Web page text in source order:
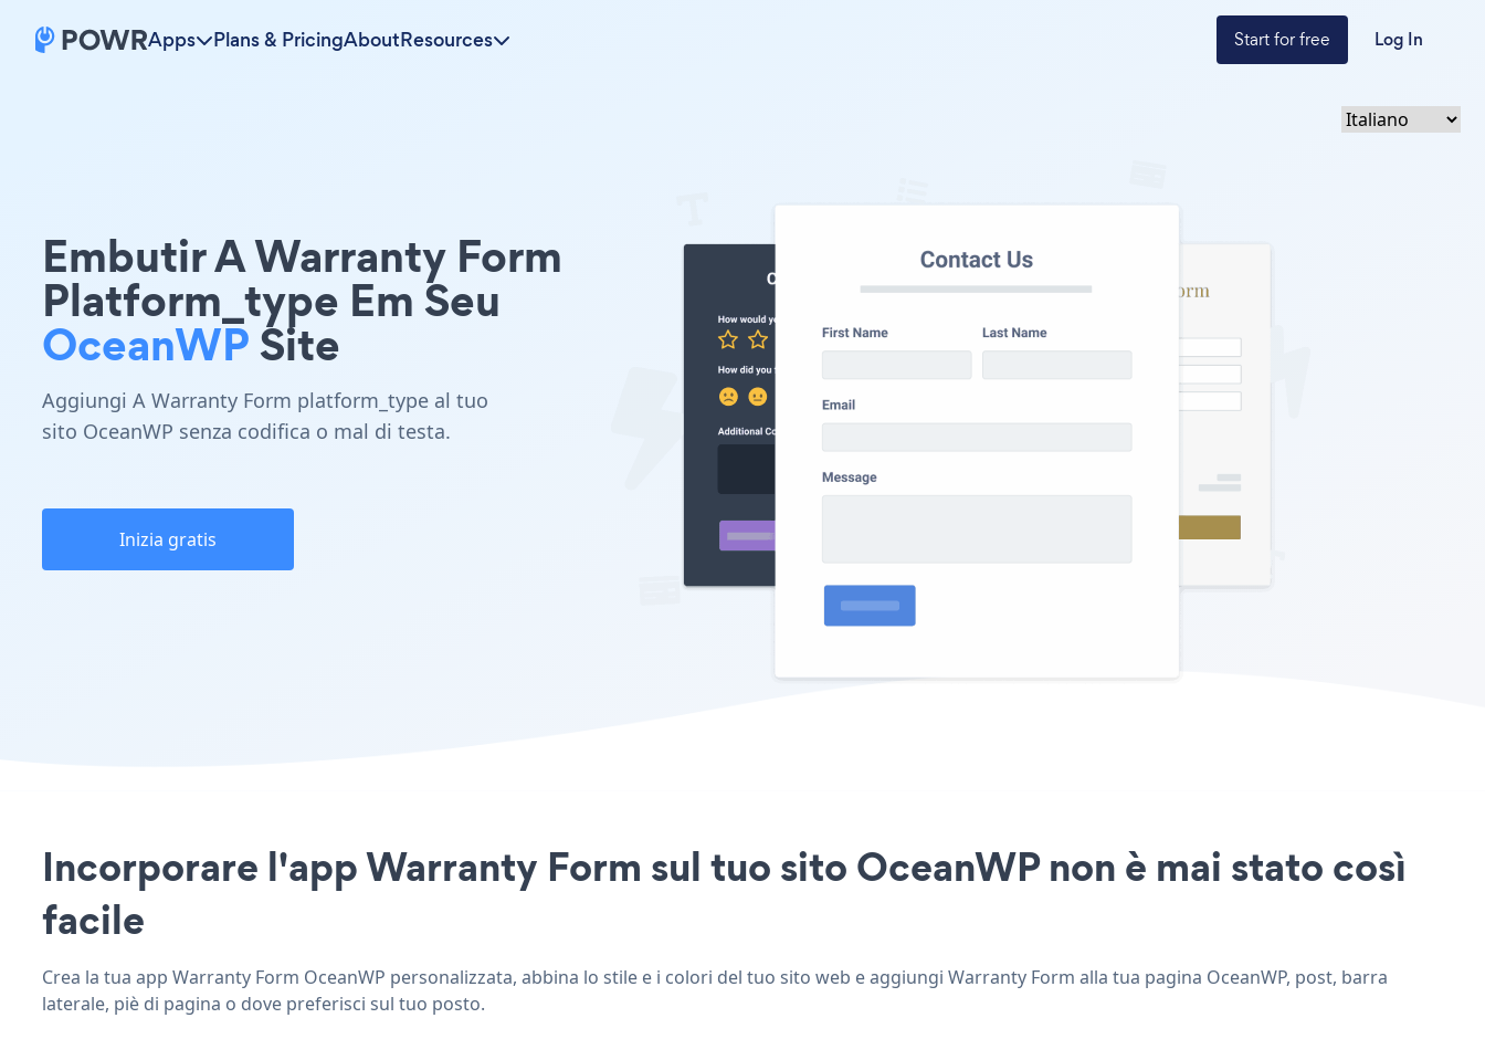
Apps Plans & PricingAboutResources Start for free Log In
Embutir A Warranty Form
Platform_type Em Seu
OceanWPSite
Aggiungi A Warranty Form platform_type al tuo
sito OceanWP senza codifica o mal di testa.
Inizia gratis
Incorporare l'app Warranty Form sul tuo sito OceanWP non è mai stato così
facile
Crea la tua app Warranty Form OceanWP personalizzata, abbina lo stile e i colori del tuo sito web e aggiungi Warranty Form alla tua pagina OceanWP, post, barra
laterale, piè di pagina o dove preferisci sul tuo posto.